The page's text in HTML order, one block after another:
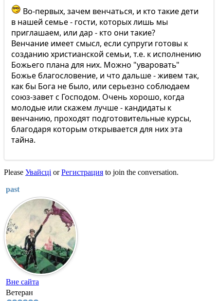
Во-первых, зачем венчаться, и кто такие дети
в нашей семье - гости, которых лишь мы
приглашаем, или дар - кто они такие?
Венчание имеет смысл, если супруги готовы к
созданию христианской семьи, т.е. к исполнению
Божьего плана для них. Можно "уваровать"
Божье благословение, и что дальше - живем так,
как бы Бога не было, или серьезно соблюдаем
союз-завет с Господом. Очень хорошо, когда
молодые или скажем лучше - кандидаты к
венчанию, проходят подготовительные курсы,
благодаря которым открывается для них эта
тайна.
Please Увайсці orРегистрация to join the conversation.
past
Вне сайта
Ветеран